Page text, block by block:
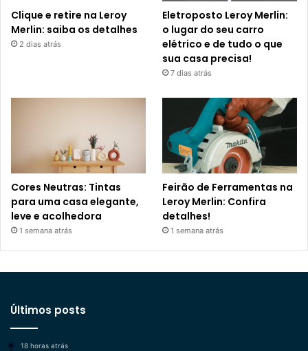
Clique e retire na Leroy
Merlin: saiba os detalhes
2 dias atrás
Eletroposto Leroy Merlin:
o lugar do seu carro
elétrico e de tudo o que
sua casa precisa!
7 dias atrás
Cores Neutras: Tintas
para uma casa elegante,
leve e acolhedora
1 semana atrás
Feirão de Ferramentas na
Leroy Merlin: Confira
detalhes!
1 semana atrás
Últimos posts
18 horas atrás